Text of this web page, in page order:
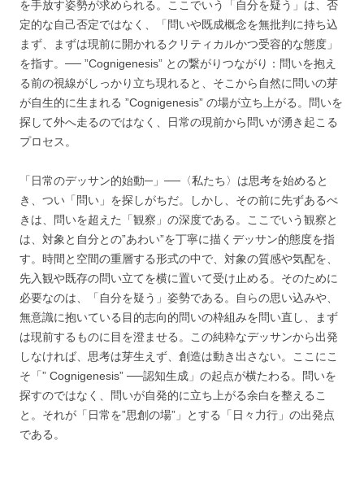
を手放す姿勢が求められる。ここでいう「自分を疑う」は、否
定的な自己否定ではなく、「問いや既成概念を無批判に持ち込
まず、まずは現前に開かれるクリティカルかつ受容的な態度」
を指す。── ”Cognigenesis” との繋がりつながり：問いを抱え
る前の視線がしっかり立ち現れると、そこから自然に問いの芽
が自生的に生まれる ”Cognigenesis” の場が立ち上がる。問いを
探して外へ走るのではなく、日常の現前から問いが湧き起こる
プロセス。
「日常のデッサン的始動─」──〈私たち〉は思考を始めると
き、つい「問い」を探しがちだ。しかし、その前に先ずあるべ
きは、問いを超えた「観察」の深度である。ここでいう観察と
は、対象と自分との”あわい”を丁寧に描くデッサン的態度を指
す。時間と空間の重層する形式の中で、対象の質感や気配を、
先入観や既存の問い立てを横に置いて受け止める。そのために
必要なのは、「自分を疑う」姿勢である。自らの思い込みや、
無意識に抱いている目的志向的問いの枠組みを問い直し、まず
は現前するものに目を澄ませる。この純粋なデッサンから出発
しなければ、思考は芽生えず、創造は動き出さない。ここにこ
そ「” Cognigenesis” ──認知生成」の起点が横たわる。問いを
探すのではなく、問いが自発的に立ち上がる余白を整えるこ
と。それが「日常を”思創の場”」とする「日々力行」の出発点
である。